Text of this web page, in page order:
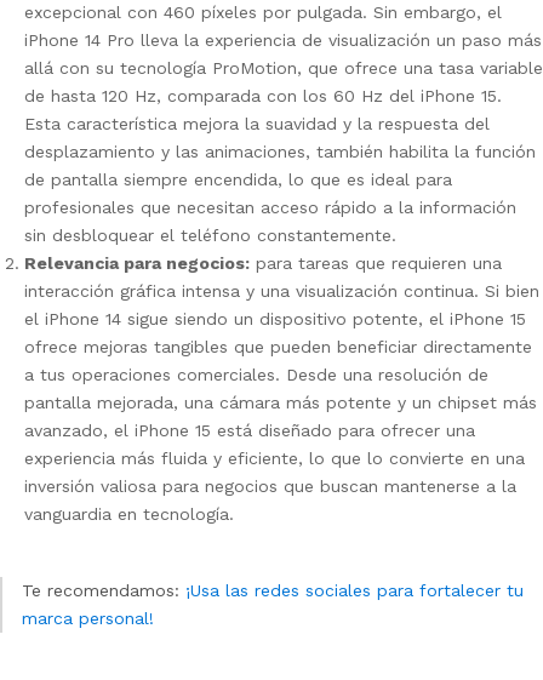
excepcional con 460 píxeles por pulgada. Sin embargo, el
iPhone 14 Pro lleva la experiencia de visualización un paso más
allá con su tecnología ProMotion, que ofrece una tasa variable
de hasta 120 Hz, comparada con los 60 Hz del iPhone 15.
Esta característica mejora la suavidad y la respuesta del
desplazamiento y las animaciones, también habilita la función
de pantalla siempre encendida, lo que es ideal para
profesionales que necesitan acceso rápido a la información
sin desbloquear el teléfono constantemente.
Relevancia para negocios: para tareas que requieren una
interacción gráfica intensa y una visualización continua. Si bien
el iPhone 14 sigue siendo un dispositivo potente, el iPhone 15
ofrece mejoras tangibles que pueden beneficiar directamente
a tus operaciones comerciales. Desde una resolución de
pantalla mejorada, una cámara más potente y un chipset más
avanzado, el iPhone 15 está diseñado para ofrecer una
experiencia más fluida y eficiente, lo que lo convierte en una
inversión valiosa para negocios que buscan mantenerse a la
vanguardia en tecnología.
Te recomendamos: ¡Usa las redes sociales para fortalecer tu
marca personal!